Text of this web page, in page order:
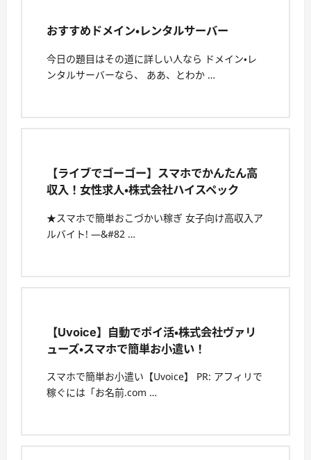
おすすめドメイン・レンタルサーバー
今日の題目はその道に詳しい人なら ドメイン・レ
ンタルサーバーなら、 ああ、とわか …
【ライブでゴーゴー】スマホでかんたん高
収入！女性求人・株式会社ハイスペック
★スマホで簡単おこづかい稼ぎ 女子向け高収入ア
ルバイト! —&#82 …
【Uvoice】自動でポイ活・株式会社ヴァリ
ューズ・スマホで簡単お小遣い！
スマホで簡単お小遣い【Uvoice】 PR: アフィリで
稼ぐには「お名前.com …